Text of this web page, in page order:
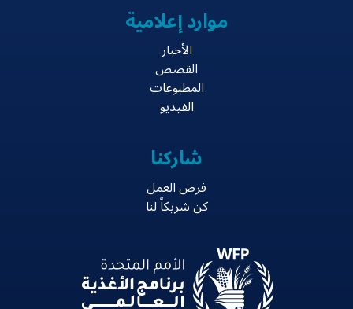
موارد إعلامية
الأخبار
القصص
المطبوعات
الفيديو
شاركنا
فرص العمل
كن شريكاً لنا